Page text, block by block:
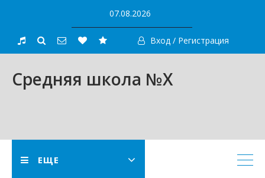
content
07.08.2026
Вход / Регистрация
Средняя школа №X
ЕЩЕ